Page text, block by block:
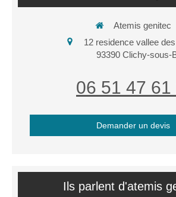
Atemis genitec
12 residence vallee
93390 Clichy-sous-
06 51 47 61
Demander un devis
Ils parlent d'atemis